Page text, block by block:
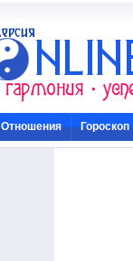
Отношения Гороскоп